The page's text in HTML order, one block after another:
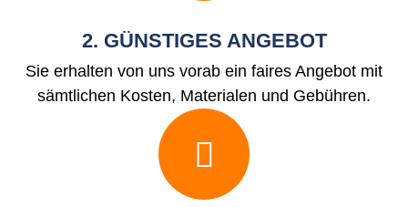
2. GÜNSTIGES ANGEBOT
Sie erhalten von uns vorab ein faires Angebot mit
sämtlichen Kosten, Materialen und Gebühren.